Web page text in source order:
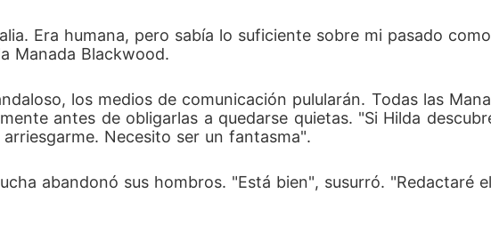
Era humana, pero sabía lo suficiente sobre mi pasado
Manada Blackwood.
los medios de comunicación pulularán. Todas las
antes de obligarlas a quedarse quietas. "Si Hilda
Necesito ser un fantasma".
abandonó sus hombros. "Está bien", susurró. "Redactaré